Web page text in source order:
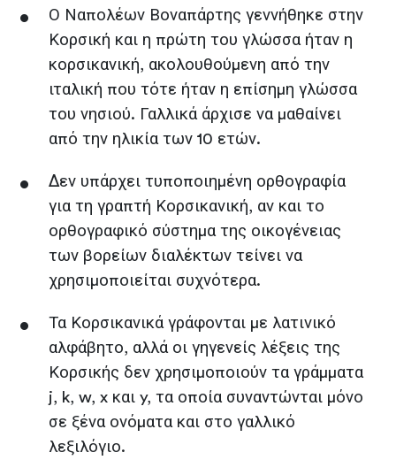
Ο Ναπολέων Βοναπάρτης γεννήθηκε στην
Κορσική και η πρώτη του γλώσσα ήταν η
κορσικανική, ακολουθούμενη από την
ιταλική που τότε ήταν η επίσημη γλώσσα
του νησιού. Γαλλικά άρχισε να μαθαίνει
από την ηλικία των 10 ετών.
Δεν υπάρχει τυποποιημένη ορθογραφία
για τη γραπτή Κορσικανική, αν και το
ορθογραφικό σύστημα της οικογένειας
των βορείων διαλέκτων τείνει να
χρησιμοποιείται συχνότερα.
Τα Κορσικανικά γράφονται με λατινικό
αλφάβητο, αλλά οι γηγενείς λέξεις της
Κορσικής δεν χρησιμοποιούν τα γράμματα
j, k, w, x και y, τα οποία συναντώνται μόνο
σε ξένα ονόματα και στο γαλλικό
λεξιλόγιο.